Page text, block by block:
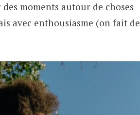
moments autour de choses
avec enthousiasme (on fait de